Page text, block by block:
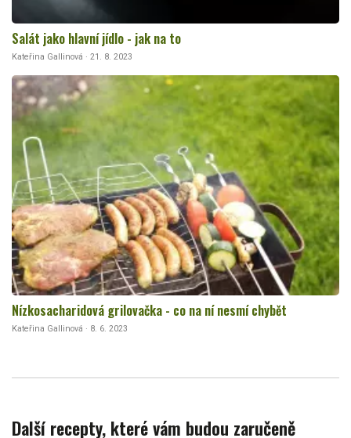
Salát jako hlavní jídlo - jak na to
Kateřina Gallinová · 21. 8. 2023
Nízkosacharidová grilovačka - co na ní nesmí chybět
Kateřina Gallinová · 8. 6. 2023
Další recepty, které vám budou zaručeně